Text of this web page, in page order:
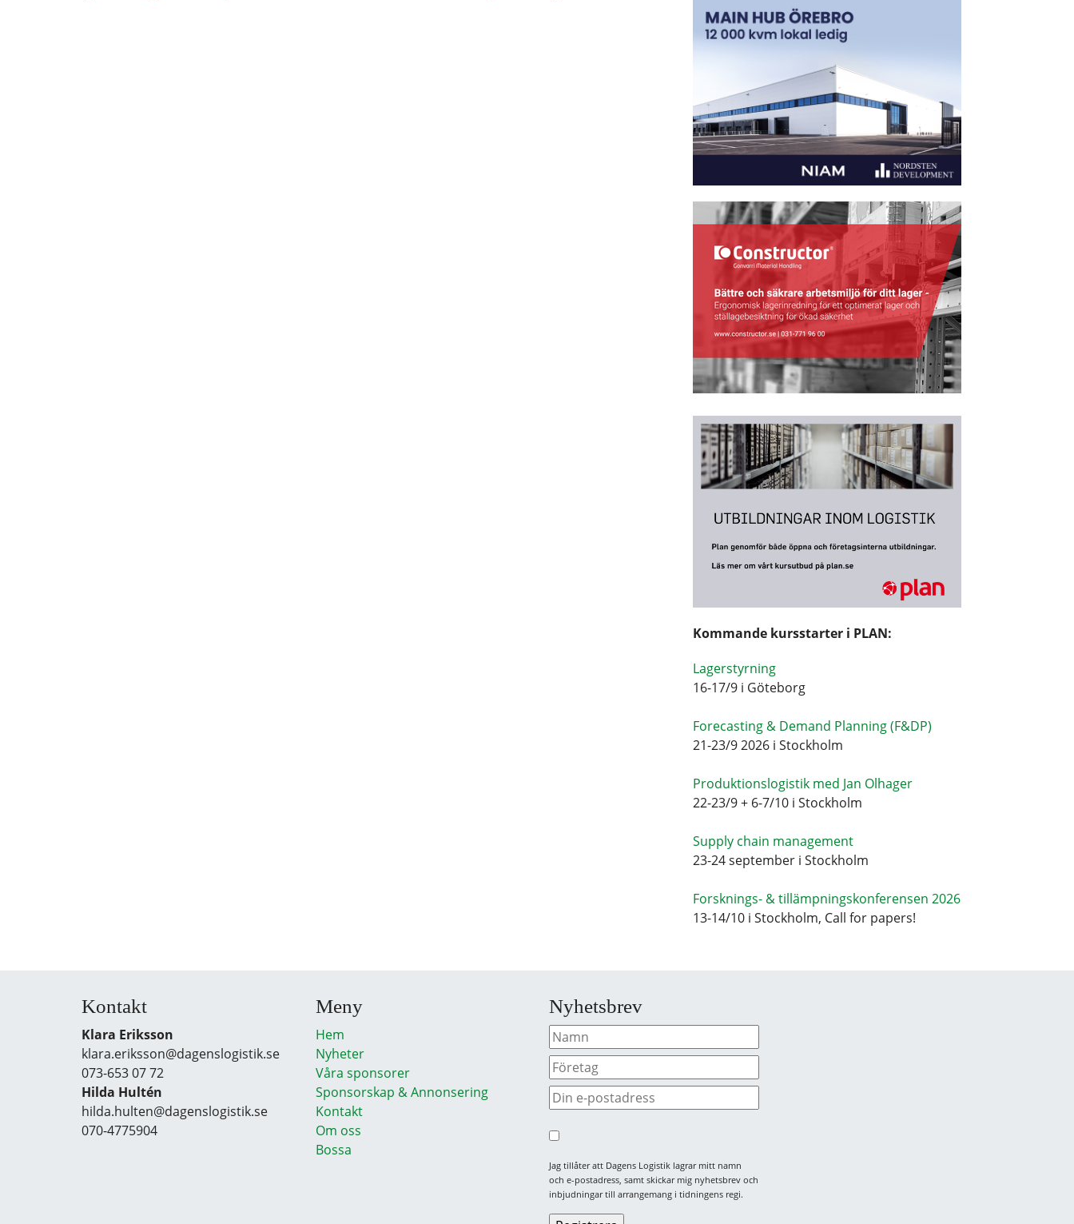
Kommande kursstarter i PLAN:
Lagerstyrning
16-17/9 i Göteborg
Forecasting & Demand Planning (F&DP)
21-23/9 2026 i Stockholm
Produktionslogistik med Jan Olhager
22-23/9 + 6-7/10 i Stockholm
Supply chain management
23-24 september i Stockholm
Forsknings- & tillämpningskonferensen 2026
13-14/10 i Stockholm, Call for papers!
Kontakt
Klara Eriksson
klara.eriksson@dagenslogistik.se
073-653 07 72
Hilda Hultén
hilda.hulten@dagenslogistik.se
070-4775904
Meny
Hem
Nyheter
Våra sponsorer
Sponsorskap & Annonsering
Kontakt
Om oss
Bossa
Nyhetsbrev
Jag tillåter att Dagens Logistik lagrar mitt namn
och e-postadress, samt skickar mig nyhetsbrev och
inbjudningar till arrangemang i tidningens regi.